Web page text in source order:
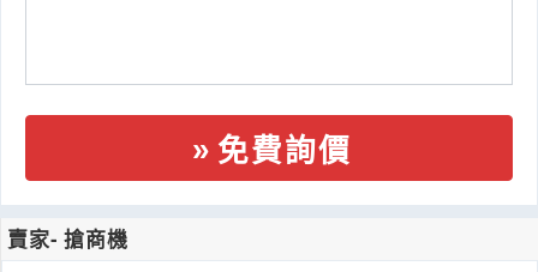
免費詢價
賣家- 搶商機